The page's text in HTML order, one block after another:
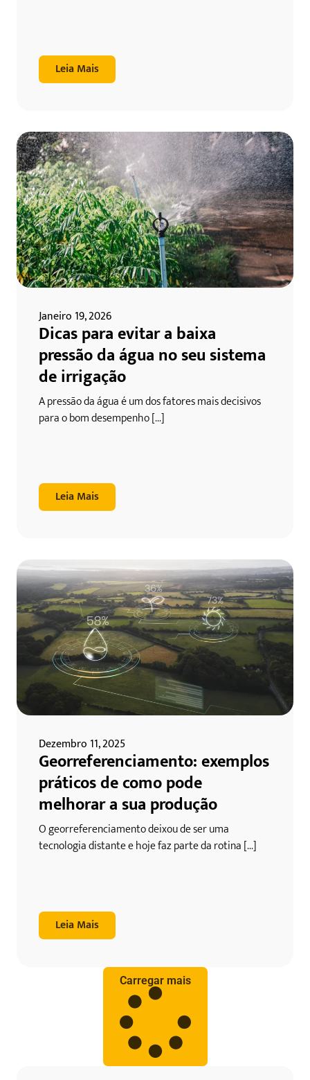
Leia Mais
Janeiro 19, 2026
Dicas para evitar a baixa
pressão da água no seu sistema
de irrigação
A pressão da água é um dos fatores mais decisivos
para o bom desempenho [...]
Leia Mais
Dezembro 11, 2025
Georreferenciamento: exemplos
práticos de como pode
melhorar a sua produção
O georreferenciamento deixou de ser uma
tecnologia distante e hoje faz parte da rotina [...]
Leia Mais
Carregar mais